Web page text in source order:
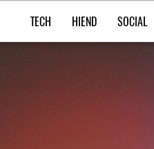
TECH HIEND SOCIAL